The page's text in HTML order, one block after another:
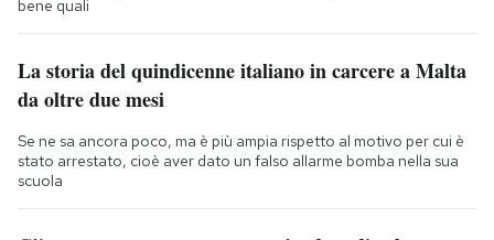
bene quali
La storia del quindicenne italiano in carcere a Malta
da oltre due mesi
Se ne sa ancora poco, ma è più ampia rispetto al motivo per cui è
stato arrestato, cioè aver dato un falso allarme bomba nella sua
scuola